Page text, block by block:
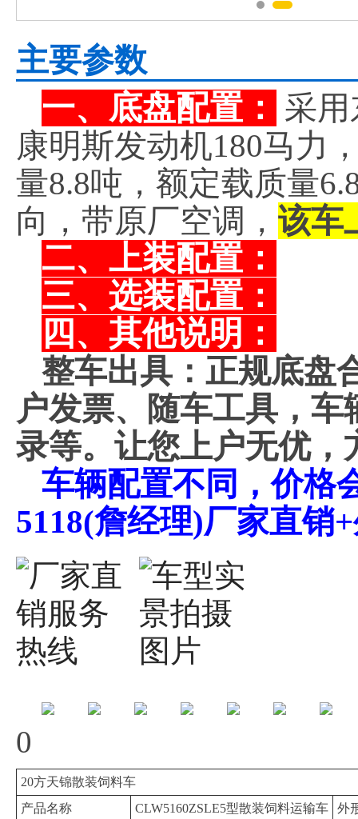
主要参数
一、底盘配置：
采
康明斯发动机180马力
量8.8吨，额定载质量
向，带原厂空调， 该车
二、上装配置：
三、选装配置：
四、其他说明：
整车出具：正规底盘
户发票、随车工具，
录等。让您上户无优，
车辆配置不同，价格
5118(詹经理)厂家直销
0
20方天锦散装饲料车
产品名称
CLW5160ZSLE5型散装饲料运输车
外